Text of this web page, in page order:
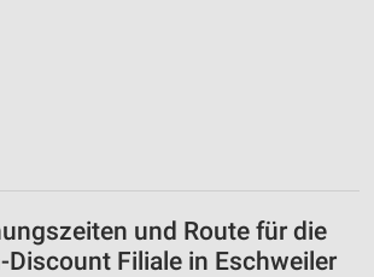
und Route für die
Discount Filiale in Eschweiler